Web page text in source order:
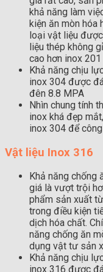
khả năng làm
kiện ăn mòn hóa
loại vật liệu
liệu thép không
cao hơn inox 201
Khả năng chịu
inox 304 được
đên 8.8 MPA
Nhìn chung tính
inox khá đẹp
inox 304 để
Vật liệu Inox 316
Khả năng chống
giá là vượt trội
phẩm sản xuất
trong điều kiện
dịch hóa chất.
năng chống ăn
dụng vật tư sản
Khả năng chịu
inox 316 được